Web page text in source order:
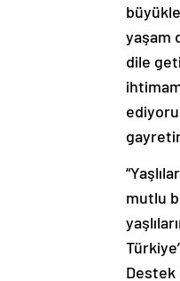
yaşam
dile
mutlu
Destek